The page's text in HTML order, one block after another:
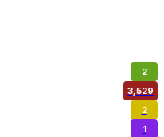
2
3,529
2
1